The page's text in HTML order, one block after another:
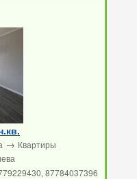
→ Квартиры
87784037396